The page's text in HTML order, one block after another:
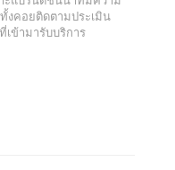
งคอยติดตามประเมิน
ข้ามารับบริการ